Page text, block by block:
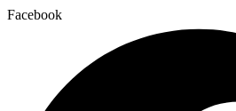
Facebook